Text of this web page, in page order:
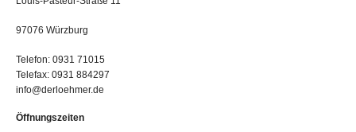
97076 Würzburg
Telefon: 0931 71015
Telefax: 0931 884297
info@derloehmer.de
Öffnungszeiten